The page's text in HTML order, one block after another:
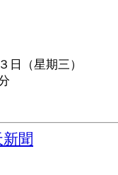
日（星期三）
新聞